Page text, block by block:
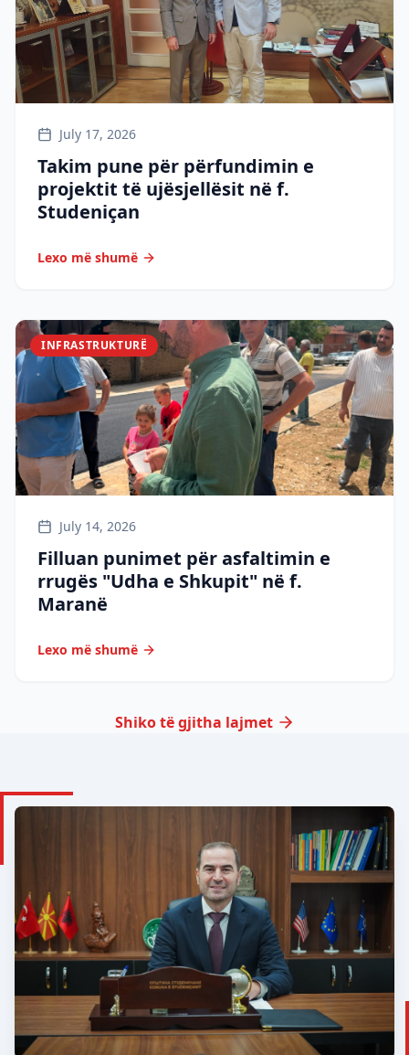
July 17, 2026
Takim pune për përfundimin e
projektit të ujësjellësit në f.
Studeniçan
Lexo më shumë
INFRASTRUKTURË
July 14, 2026
Filluan punimet për asfaltimin e
rrugës "Udha e Shkupit" në f.
Maranë
Lexo më shumë
Shiko të gjitha lajmet